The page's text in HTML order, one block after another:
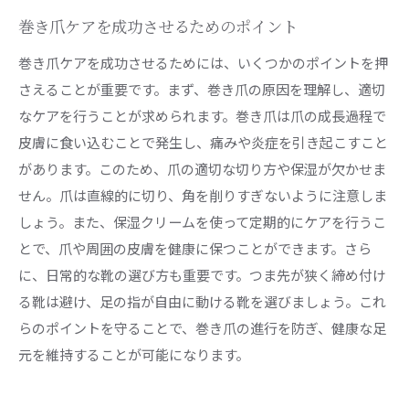
巻き爪ケアを成功させるためのポイント
巻き爪ケアを成功させるためには、いくつかのポイントを押
さえることが重要です。まず、巻き爪の原因を理解し、適切
なケアを行うことが求められます。巻き爪は爪の成長過程で
皮膚に食い込むことで発生し、痛みや炎症を引き起こすこと
があります。このため、爪の適切な切り方や保湿が欠かせま
せん。爪は直線的に切り、角を削りすぎないように注意しま
しょう。また、保湿クリームを使って定期的にケアを行うこ
とで、爪や周囲の皮膚を健康に保つことができます。さら
に、日常的な靴の選び方も重要です。つま先が狭く締め付け
る靴は避け、足の指が自由に動ける靴を選びましょう。これ
らのポイントを守ることで、巻き爪の進行を防ぎ、健康な足
元を維持することが可能になります。